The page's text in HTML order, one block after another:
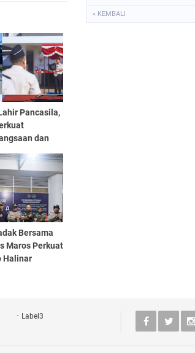
Pancasila,
dan
Bersama
Maros Perkuat
Halinar
« KEMBALI
Label3